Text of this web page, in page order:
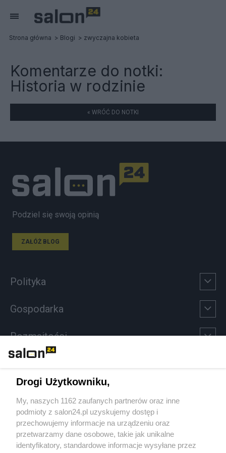
Strona główna Blogi zwyczajna kobieta
Komentarze do notki:
Historia w rodzinie
« WRÓĆ DO NOTKI
Podziel się swoją opinią
ZAŁÓŻ BLOG
Polityka
Gospodarka
Rozmaitości
Sport
Społeczeństwo
Kultura
Drogi Użytkowniku,
My, naszych 1162 zaufanych partnerów oraz inne
podmioty z salon24.pl uzyskujemy dostęp i
przechowujemy informacje na urządzeniu oraz
przetwarzamy dane osobowe, takie jak unikalne
identyfikatory, standardowe informacje wysyłane przez